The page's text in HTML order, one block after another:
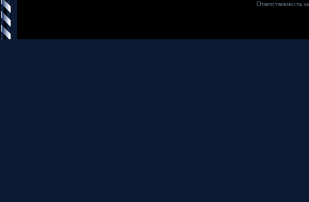
Ответственность